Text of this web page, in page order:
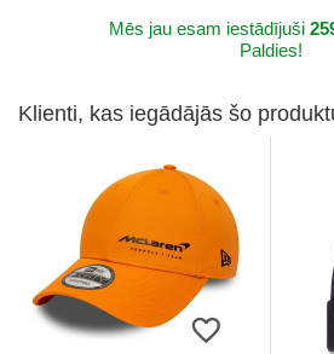
Mēs jau esam iestādījuši
Paldies!
Klienti, kas iegādājās šo